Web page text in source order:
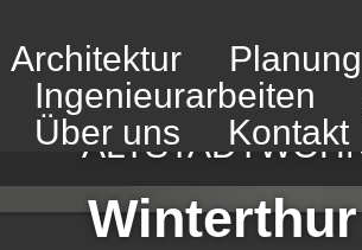
Architektur
Planung
Ingenieurarbeiten
Über uns
Kontakt
UMBAU